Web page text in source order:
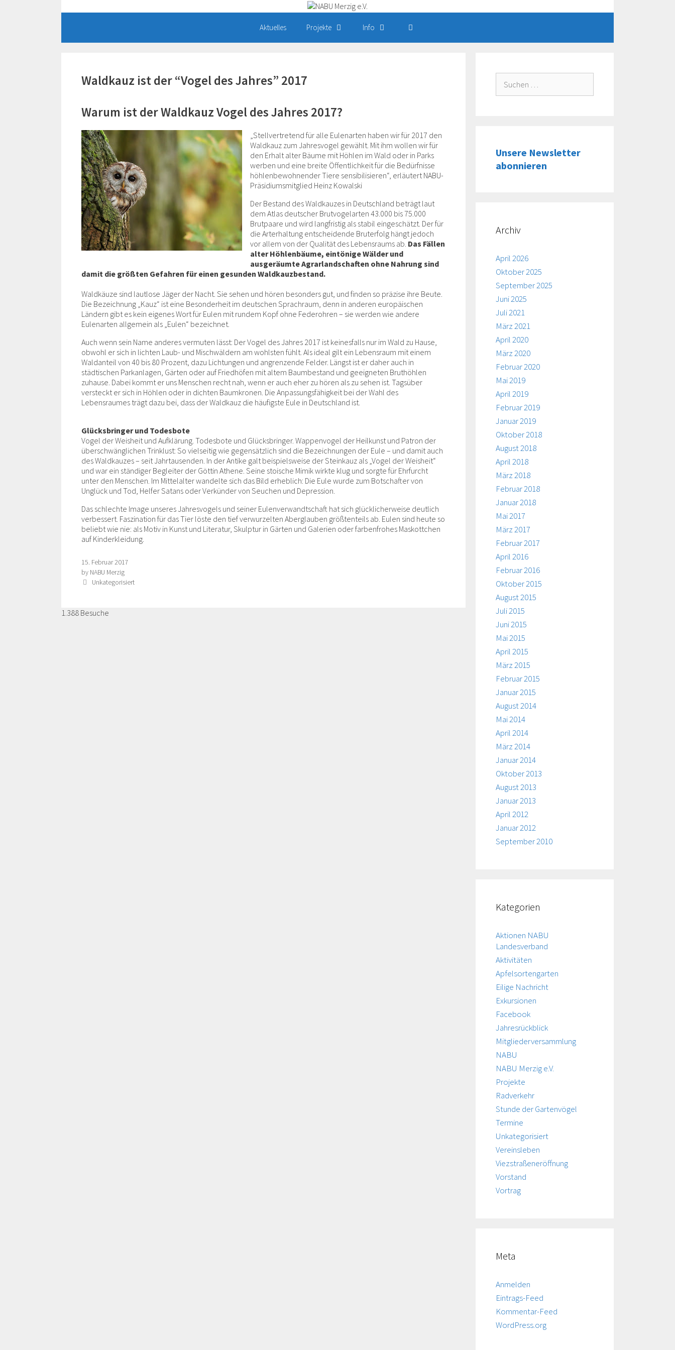
Aktuelles Projekte Info
Waldkauz ist der “Vogel des Jahres” 2017
Warum ist der Waldkauz Vogel des Jahres 2017?
„Stellvertretend für alle Eulenarten haben wir für 2017 den
Waldkauz zum Jahresvogel gewählt. Mit ihm wollen wir für
den Erhalt alter Bäume mit Höhlen im Wald oder in Parks
werben und eine breite Öffentlichkeit für die Bedürfnisse
höhlenbewohnender Tiere sensibilisieren“, erläutert NABU-
Präsidiumsmitglied Heinz Kowalski
Der Bestand des Waldkauzes in Deutschland beträgt laut
dem Atlas deutscher Brutvogelarten 43.000 bis 75.000
Brutpaare und wird langfristig als stabil eingeschätzt. Der für
die Arterhaltung entscheidende Bruterfolg hängt jedoch
vor allem von der Qualität des Lebensraums ab. Das Fällen
alter Höhlenbäume, eintönige Wälder und
ausgeräumte Agrarlandschaften ohne Nahrung sind
damit die größten Gefahren für einen gesunden Waldkauzbestand.
Waldkäuze sind lautlose Jäger der Nacht. Sie sehen und hören besonders gut, und finden so präzise ihre Beute.
Die Bezeichnung „Kauz“ ist eine Besonderheit im deutschen Sprachraum, denn in anderen europäischen
Ländern gibt es kein eigenes Wort für Eulen mit rundem Kopf ohne Federohren – sie werden wie andere
Eulenarten allgemein als „Eulen“ bezeichnet.
Auch wenn sein Name anderes vermuten lässt: Der Vogel des Jahres 2017 ist keinesfalls nur im Wald zu Hause,
obwohl er sich in lichten Laub- und Mischwäldern am wohlsten fühlt. Als ideal gilt ein Lebensraum mit einem
Waldanteil von 40 bis 80 Prozent, dazu Lichtungen und angrenzende Felder. Längst ist er daher auch in
städtischen Parkanlagen, Gärten oder auf Friedhöfen mit altem Baumbestand und geeigneten Bruthöhlen
zuhause. Dabei kommt er uns Menschen recht nah, wenn er auch eher zu hören als zu sehen ist. Tagsüber
versteckt er sich in Höhlen oder in dichten Baumkronen. Die Anpassungsfähigkeit bei der Wahl des
Lebensraumes trägt dazu bei, dass der Waldkauz die häufigste Eule in Deutschland ist.
Glücksbringer und Todesbote
Vogel der Weisheit und Aufklärung. Todesbote und Glücksbringer. Wappenvogel der Heilkunst und Patron der
überschwänglichen Trinklust: So vielseitig wie gegensätzlich sind die Bezeichnungen der Eule – und damit auch
des Waldkauzes – seit Jahrtausenden. In der Antike galt beispielsweise der Steinkauz als „Vogel der Weisheit“
und war ein ständiger Begleiter der Göttin Athene. Seine stoische Mimik wirkte klug und sorgte für Ehrfurcht
unter den Menschen. Im Mittelalter wandelte sich das Bild erheblich: Die Eule wurde zum Botschafter von
Unglück und Tod, Helfer Satans oder Verkünder von Seuchen und Depression.
Das schlechte Image unseres Jahresvogels und seiner Eulenverwandtschaft hat sich glücklicherweise deutlich
verbessert. Faszination für das Tier löste den tief verwurzelten Aberglauben größtenteils ab. Eulen sind heute so
beliebt wie nie: als Motiv in Kunst und Literatur, Skulptur in Gärten und Galerien oder farbenfrohes Maskottchen
auf Kinderkleidung.
15. Februar 2017
by NABU Merzig
Categories
Unkategorisiert
1.388 Besuche
nach:
Unsere Newsletter
abonnieren
Archiv
April 2026
Oktober 2025
September 2025
Juni 2025
Juli 2021
März 2021
April 2020
März 2020
Februar 2020
Mai 2019
April 2019
Februar 2019
Januar 2019
Oktober 2018
August 2018
April 2018
März 2018
Februar 2018
Januar 2018
Mai 2017
März 2017
Februar 2017
April 2016
Februar 2016
Oktober 2015
August 2015
Juli 2015
Juni 2015
Mai 2015
April 2015
März 2015
Februar 2015
Januar 2015
August 2014
Mai 2014
April 2014
März 2014
Januar 2014
Oktober 2013
August 2013
Januar 2013
April 2012
Januar 2012
September 2010
Kategorien
Aktionen NABU
Landesverband
Aktivitäten
Apfelsortengarten
Eilige Nachricht
Exkursionen
Facebook
Jahresrückblick
Mitgliederversammlung
NABU
NABU Merzig e.V.
Projekte
Radverkehr
Stunde der Gartenvögel
Termine
Unkategorisiert
Vereinsleben
Viezstraßeneröffnung
Vorstand
Vortrag
Meta
Anmelden
Eintrags-Feed
Kommentar-Feed
WordPress.org